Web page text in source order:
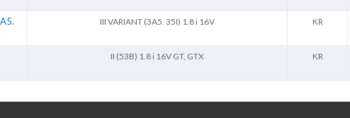
III VARIANT (3A5. 35I) 1.8 i 16V KR
II (53B) 1.8 i 16V GT, GTX KR